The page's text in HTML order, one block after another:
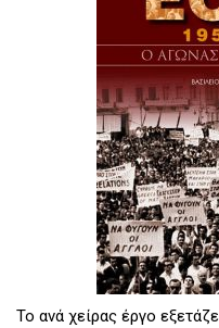
Το ανά χείρας έργο